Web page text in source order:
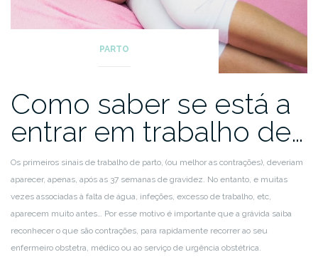
PARTO
Como saber se está a
entrar em trabalho de…
Os primeiros sinais de trabalho de parto, (ou melhor as contrações), deveriam
aparecer, apenas, após as 37 semanas de gravidez. No entanto, e muitas
vezes associadas à falta de água, infeções, excesso de trabalho, etc,
aparecem muito antes… Por esse motivo é importante que a grávida saiba
reconhecer o que são contrações, para rapidamente recorrer ao seu
enfermeiro obstetra, médico ou ao serviço de urgência obstétrica.